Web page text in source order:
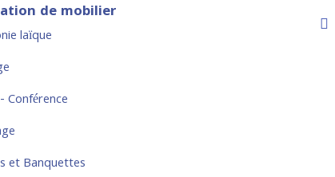
de mobilier
laïque
Conférence
et Banquettes